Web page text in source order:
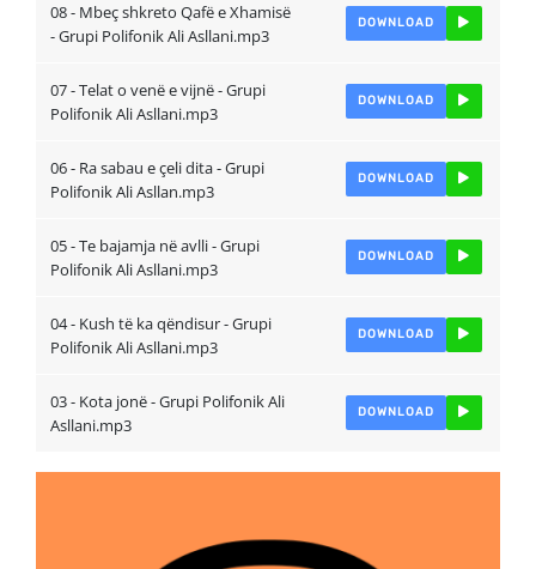
08 - Mbeç shkreto Qafë e Xhamisë
- Grupi Polifonik Ali Asllani.mp3
DOWNLOAD
07 - Telat o venë e vijnë - Grupi
Polifonik Ali Asllani.mp3
DOWNLOAD
06 - Ra sabau e çeli dita - Grupi
Polifonik Ali Asllan.mp3
DOWNLOAD
05 - Te bajamja në avlli - Grupi
Polifonik Ali Asllani.mp3
DOWNLOAD
04 - Kush të ka qëndisur - Grupi
Polifonik Ali Asllani.mp3
DOWNLOAD
03 - Kota jonë - Grupi Polifonik Ali
Asllani.mp3
DOWNLOAD